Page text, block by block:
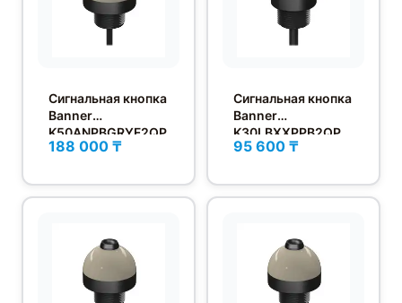
Сигнальная кнопка
Banner
K50ANPBGRYF2QP
8
188 000 ₸
Сигнальная кнопка
Banner
K30LBXXPPB2QP
95 600 ₸